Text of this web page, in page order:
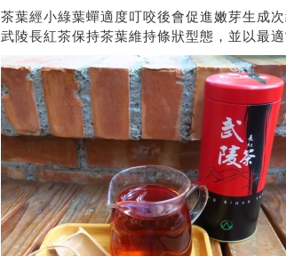
茶葉經小綠葉蟬適度叮咬後會促進嫩芽生成
武陵長紅茶保持茶葉維持條狀型態，並以最